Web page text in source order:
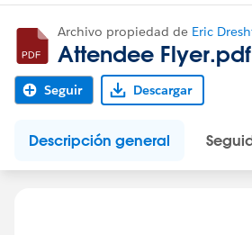
Archivo propiedad de Eric
Attendee Flyer.pdf
Seguir Descargar
Descripción general